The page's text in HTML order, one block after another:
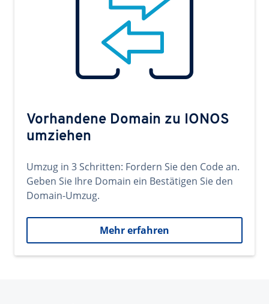
Vorhandene Domain zu IONOS
umziehen
Umzug in 3 Schritten: Fordern Sie den Code an.
Geben Sie Ihre Domain ein Bestätigen Sie den
Domain-Umzug.
Mehr erfahren